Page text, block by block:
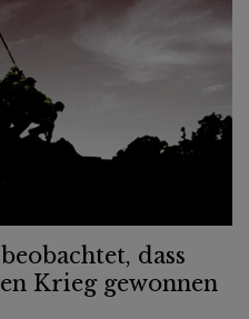
dass
Krieg gewonnen